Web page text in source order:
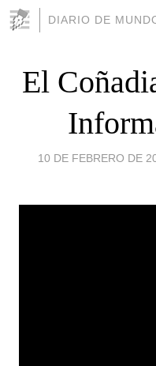
DIARIO DE
El
10 DE FEBRERO DE